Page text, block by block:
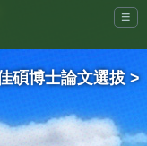
≡
碩博士論文選拔 >